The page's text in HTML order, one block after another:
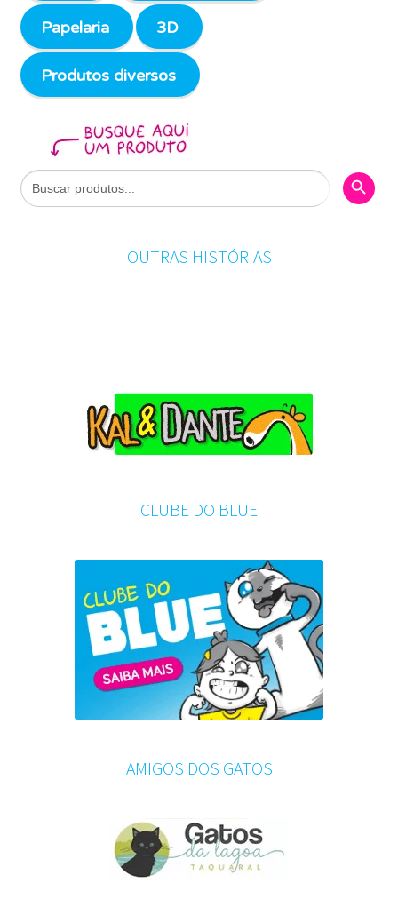
Papelaria 3D
Produtos diversos
Search
for:
Search
OUTRAS HISTÓRIAS
CLUBE DO BLUE
AMIGOS DOS GATOS